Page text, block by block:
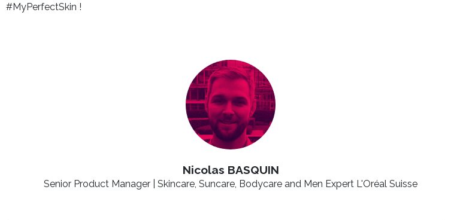
#MyPerfectSkin !
Nicolas BASQUIN
Senior Product Manager | Skincare, Suncare, Bodycare and Men Expert L'Oréal Suisse